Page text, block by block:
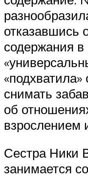
отказавшись
содержания в
снимать
об
взрослением
Сестра Ники
занимается